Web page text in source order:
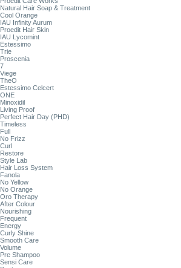
Natural Hair Soap & Treatment
Cool Orange
IAU Infinity Aurum
Proedit Hair Skin
IAU Lycomint
Estessimo
Trie
Proscenia
7
Viege
TheO
Estessimo Celcert
ONE
Minoxidil
Living Proof
Perfect Hair Day (PHD)
Timeless
Full
No Frizz
Curl
Restore
Style Lab
Hair Loss System
Fanola
No Yellow
No Orange
Oro Therapy
After Colour
Nourishing
Frequent
Energy
Curly Shine
Smooth Care
Volume
Pre Shampoo
Sensi Care